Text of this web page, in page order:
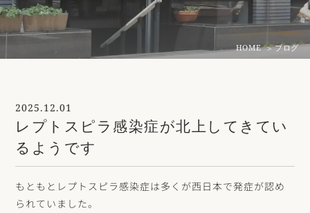
HOME ブログ
2025.12.01
レプトスピラ感染症が北上してきてい
るようです
もともとレプトスピラ感染症は多くが西日本で発症が認め
られていました。